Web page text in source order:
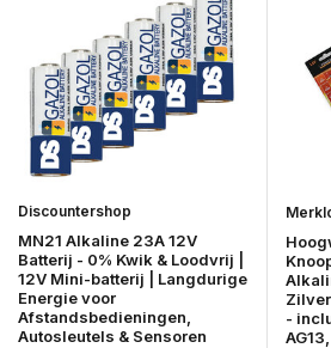
Discountershop
MN21 Alkaline 23A 12V
Batterij - 0% Kwik & Loodvrij |
12V Mini-batterij | Langdurige
Energie voor
Afstandsbedieningen,
Autosleutels & Sensoren
-